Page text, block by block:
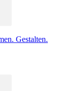
Gestalten.